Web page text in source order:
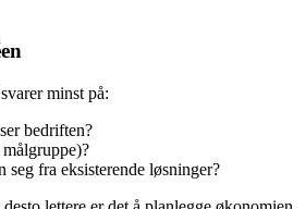
minst på:
bedriften?
seg fra eksisterende løsninger?